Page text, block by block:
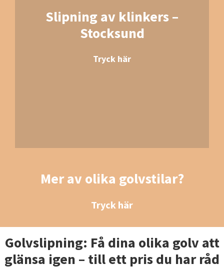
Slipning av klinkers –
Stocksund
Tryck här
Mer av olika golvstilar?
Tryck här
Golvslipning: Få dina olika golv att
glänsa igen – till ett pris du har råd